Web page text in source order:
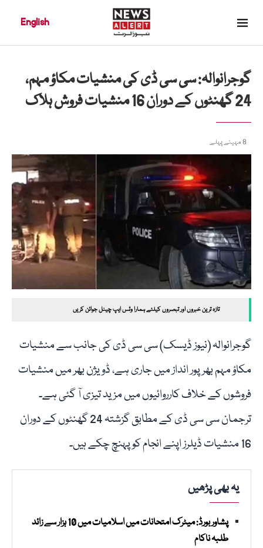
English
گوجرانوالہ: سی سی ڈی کی منشیات مکاؤ مہم،
24 گھنٹوں کے دوران 16 منشیات فروش ہلاک
8 مہینے پہلے
تازہ ترین خبروں اور تبصروں کیلئے ہمارا وٹس ایپ چینل جوائن کریں
گوجرانوالہ (نیوز ڈیسک) سی سی ڈی کی جانب سے منشیات
مکاؤ مہم بھرپور انداز میں جاری ہے، ڈویژن بھر میں منشیات
فروشوں کے خلاف کارروائیوں میں مزید تیزی آ گئی ہے۔
ترجمان سی سی ڈی کے مطابق گزشتہ 24 گھنٹوں کے دوران
16 منشیات ڈیلرز اپنے انجام کو پہنچ چکے ہیں۔
یہ بھی پڑھیں
پشاور بورڈ: میٹرک امتحانات میں اسلامیات میں 10 ہزار سے زائد
طلبہ ناکام